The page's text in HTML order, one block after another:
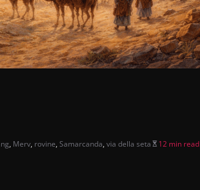
, Merv, rovine, Samarcanda, via della seta 12 min read